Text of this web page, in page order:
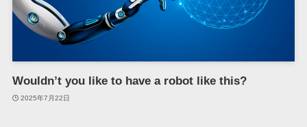
Wouldn’t you like to have a robot like this?
2025年7月22日